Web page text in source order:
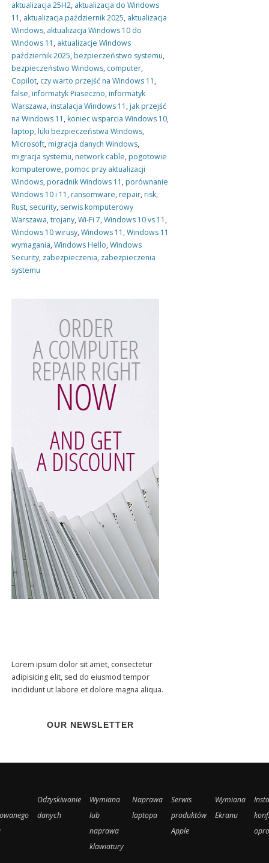
aktualizacja 25H2, aktualizacja do Windows
11 , aktualizacja październik 2025, aktualizacja
Windows, aktualizacja Windows 10 do
Windows 11 , aktualizacje Windows
październik 2025,bezpieczeństwo systemu,
bezpieczeństwo Windows, computer,
Copilot, czy warto przejść na Windows 11 ,
false,informatyk Piaseczno,informatyk
Warszawa,instalacja Windows 11 ,jak przejść
na Windows 11 ,koniec wsparcia Windows 10,
laptop,luki bezpieczeństwa Windows,
Microsoft,migracja danych Windows,
migracja systemu,network cable,pogotowie
komputerowe,pomoc przy aktualizacji
Windows,poradnik Windows 11 ,porównanie
Windows 10 i 11 ,ransomware,repair,risk,
Rust, security, serwis komputerowy
Warszawa,trojany,Wi-Fi 7,Windows 10 vs 11 ,
Windows 10 wirusy,Windows 11 ,Windows 11
wymagania,Windows Hello,Windows
Security, zabezpieczenia, zabezpieczenia
systemu
Lorem ipsum dolor sit amet, consectetur
adipisicing elit, sed do eiusmod tempor
incididunt ut labore et dolore magna aliqua.
OUR NEWSLETTER
Odzyskiwanie
danych
Wymiana
lub
naprawa
klawiatury
Naprawa
laptopa
Serwis
produktów
Apple
Wymiana
Ekranu